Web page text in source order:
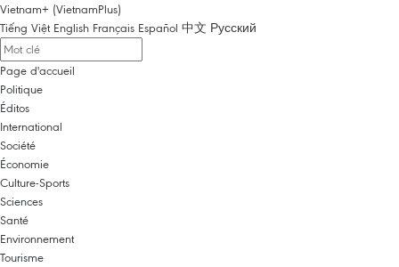
Vietnam+ (VietnamPlus)
Tiếng Việt English Français Español 中文 Русский
Page d'accueil
Politique
Éditos
International
Société
Économie
Culture-Sports
Sciences
Santé
Environnement
Tourisme